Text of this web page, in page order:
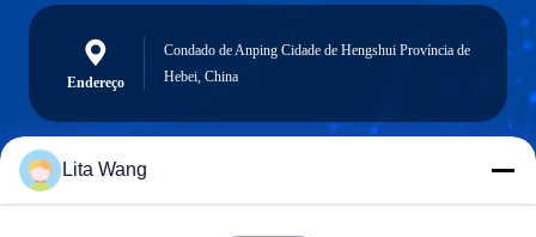
Endereço
Condado de Anping Cidade de Hengshui Província de
Hebei, China
lita@screenmeshnet.com
Lita Wang